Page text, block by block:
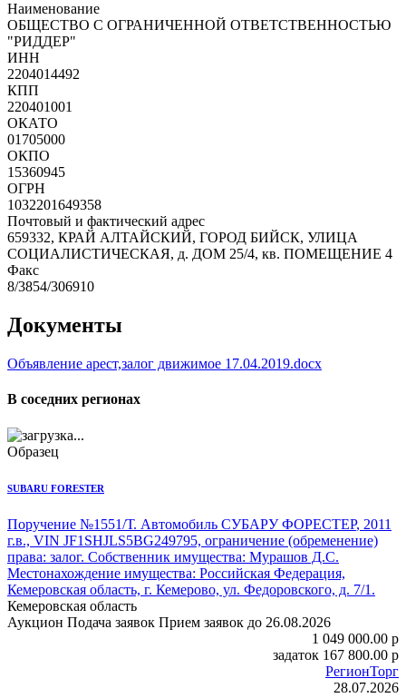
Наименование
ОБЩЕСТВО С ОГРАНИЧЕННОЙ ОТВЕТСТВЕННОСТЬЮ
"РИДДЕР"
ИНН
2204014492
КПП
220401001
ОКАТО
01705000
ОКПО
15360945
ОГРН
1032201649358
Почтовый и фактический адрес
659332, КРАЙ АЛТАЙСКИЙ, ГОРОД БИЙСК, УЛИЦА
СОЦИАЛИСТИЧЕСКАЯ, д. ДОМ 25/4, кв. ПОМЕЩЕНИЕ 4
Факс
8/3854/306910
Документы
Объявление арест,залог движимое 17.04.2019.docx
В соседних регионах
Образец
SUBARU FORESTER
Поручение №1551/Т. Автомобиль СУБАРУ ФОРЕСТЕР, 2011
г.в., VIN JF1SHJLS5BG249795, ограничение (обременение)
права: залог. Собственник имущества: Мурашов Д.С.
Местонахождение имущества: Российская Федерация,
Кемеровская область, г. Кемерово, ул. Федоровского, д. 7/1.
Кемеровская область
Аукцион Подача заявок Прием заявок до 26.08.2026
1 049 000.00 p
задаток 167 800.00 p
РегионТорг
28.07.2026